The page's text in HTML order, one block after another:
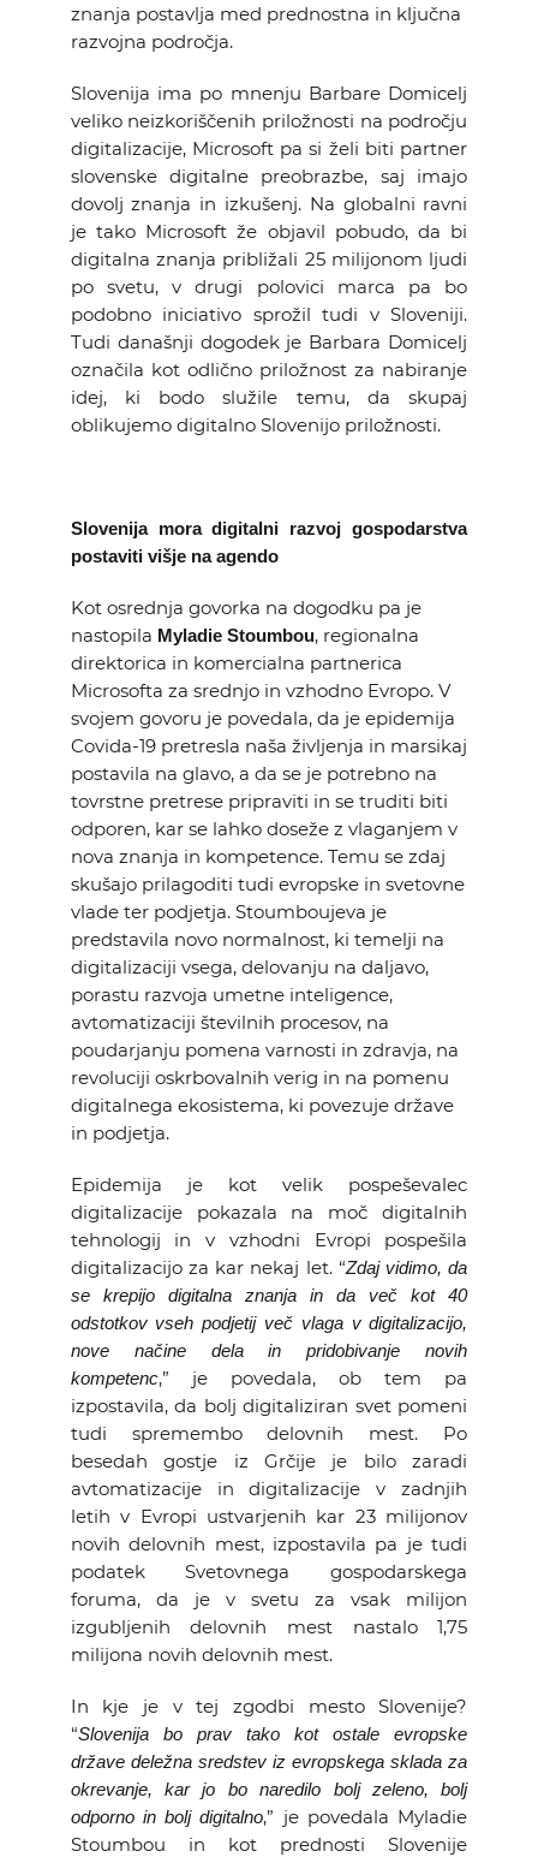
znanja postavlja med prednostna in ključna
razvojna področja.
Slovenija ima po mnenju Barbare Domicelj
veliko neizkoriščenih priložnosti na področju
digitalizacije, Microsoft pa si želi biti partner
slovenske digitalne preobrazbe, saj imajo
dovolj znanja in izkušenj. Na globalni ravni
je tako Microsoft že objavil pobudo, da bi
digitalna znanja približali 25 milijonom ljudi
po svetu, v drugi polovici marca pa bo
podobno iniciativo sprožil tudi v Sloveniji.
Tudi današnji dogodek je Barbara Domicelj
označila kot odlično priložnost za nabiranje
idej, ki bodo služile temu, da skupaj
oblikujemo digitalno Slovenijo priložnosti.
Slovenija mora digitalni razvoj gospodarstva
postaviti višje na agendo
Kot osrednja govorka na dogodku pa je
nastopila Myladie Stoumbou, regionalna
direktorica in komercialna partnerica
Microsofta za srednjo in vzhodno Evropo. V
svojem govoru je povedala, da je epidemija
Covida-19 pretresla naša življenja in marsikaj
postavila na glavo, a da se je potrebno na
tovrstne pretrese pripraviti in se truditi biti
odporen, kar se lahko doseže z vlaganjem v
nova znanja in kompetence. Temu se zdaj
skušajo prilagoditi tudi evropske in svetovne
vlade ter podjetja. Stoumboujeva je
predstavila novo normalnost, ki temelji na
digitalizaciji vsega, delovanju na daljavo,
porastu razvoja umetne inteligence,
avtomatizaciji številnih procesov, na
poudarjanju pomena varnosti in zdravja, na
revoluciji oskrbovalnih verig in na pomenu
digitalnega ekosistema, ki povezuje države
in podjetja.
Epidemija je kot velik pospeševalec
digitalizacije pokazala na moč digitalnih
tehnologij in v vzhodni Evropi pospešila
digitalizacijo za kar nekaj let. “Zdaj vidimo, da
se krepijo digitalna znanja in da več kot 40
odstotkov vseh podjetij več vlaga v digitalizacijo,
nove načine dela in pridobivanje novih
kompetenc,” je povedala, ob tem pa
izpostavila, da bolj digitaliziran svet pomeni
tudi spremembo delovnih mest. Po
besedah gostje iz Grčije je bilo zaradi
avtomatizacije in digitalizacije v zadnjih
letih v Evropi ustvarjenih kar 23 milijonov
novih delovnih mest, izpostavila pa je tudi
podatek Svetovnega gospodarskega
foruma, da je v svetu za vsak milijon
izgubljenih delovnih mest nastalo 1,75
milijona novih delovnih mest.
In kje je v tej zgodbi mesto Slovenije?
“Slovenija bo prav tako kot ostale evropske
države deležna sredstev iz evropskega sklada za
okrevanje, kar jo bo naredilo bolj zeleno, bolj
odporno in bolj digitalno,” je povedala Myladie
Stoumbou in kot prednosti Slovenije